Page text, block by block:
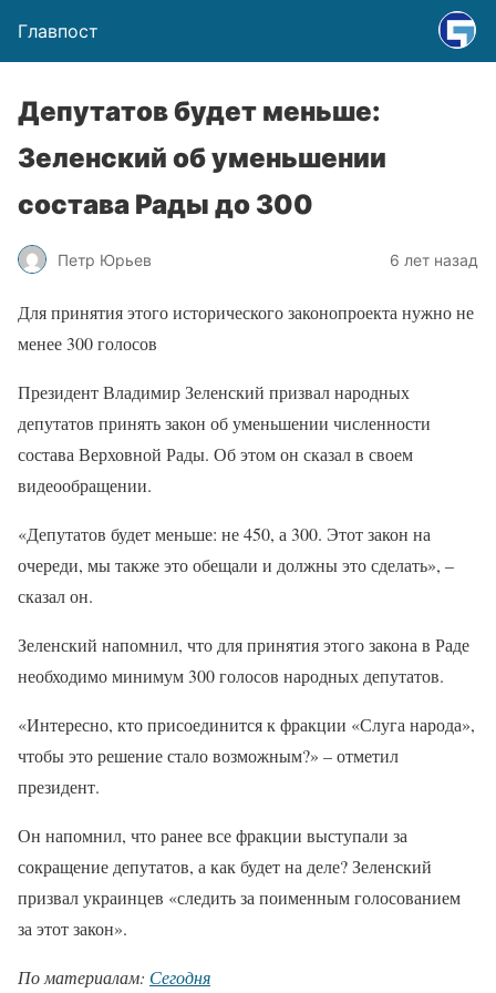
Главпост
Депутатов будет меньше:
Зеленский об уменьшении
состава Рады до 300
Петр Юрьев 6 лет назад
Для принятия этого исторического законопроекта нужно не
менее 300 голосов
Президент Владимир Зеленский призвал народных
депутатов принять закон об уменьшении численности
состава Верховной Рады. Об этом он сказал в своем
видеообращении.
«Депутатов будет меньше: не 450, а 300. Этот закон на
очереди, мы также это обещали и должны это сделать», –
сказал он.
Зеленский напомнил, что для принятия этого закона в Раде
необходимо минимум 300 голосов народных депутатов.
«Интересно, кто присоединится к фракции «Слуга народа»,
чтобы это решение стало возможным?» – отметил
президент.
Он напомнил, что ранее все фракции выступали за
сокращение депутатов, а как будет на деле? Зеленский
призвал украинцев «следить за поименным голосованием
за этот закон».
По материалам: Сегодня